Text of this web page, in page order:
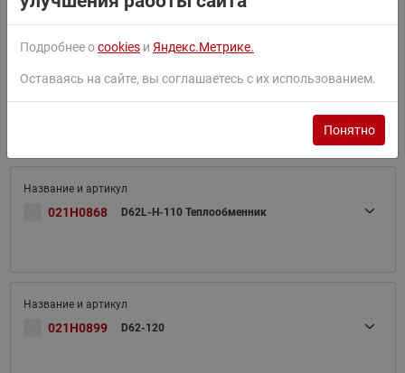
021H0868 D62L-H-110 Теплообменник
021H0899 D62-120
Подробнее оcookies и Яндекс.Метрике.
Оставаясь на сайте, вы соглашаетесь с их использованием.
Понятно